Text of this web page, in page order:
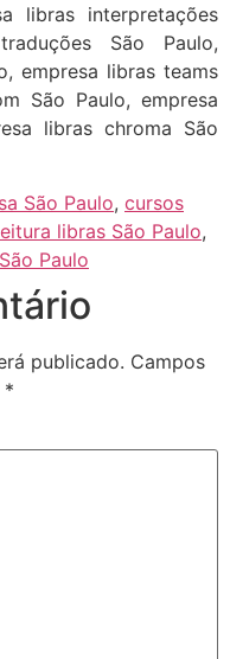
libras interpretações
São Paulo,
empresa libras teams
São Paulo, empresa
libras chroma São
São Paulo, cursos
libras São Paulo,
Paulo
publicado. Campos
*